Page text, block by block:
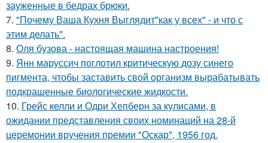
зауженные в бедрах брюки.
7. "Почему Ваша Кухня Выглядит"как у всех" - и что с
этим делать".
8. Оля бузова - настоящая машина настроения!
9. Янн маруссич поглотил критическую дозу синего
пигмента, чтобы заставить свой организм вырабатывать
подкрашенные биологические жидкости.
10. Грейс келли и Одри Хепберн за кулисами, в
ожидании представления своих номинаций на 28-й
церемонии вручения премии "Оскар", 1956 год.